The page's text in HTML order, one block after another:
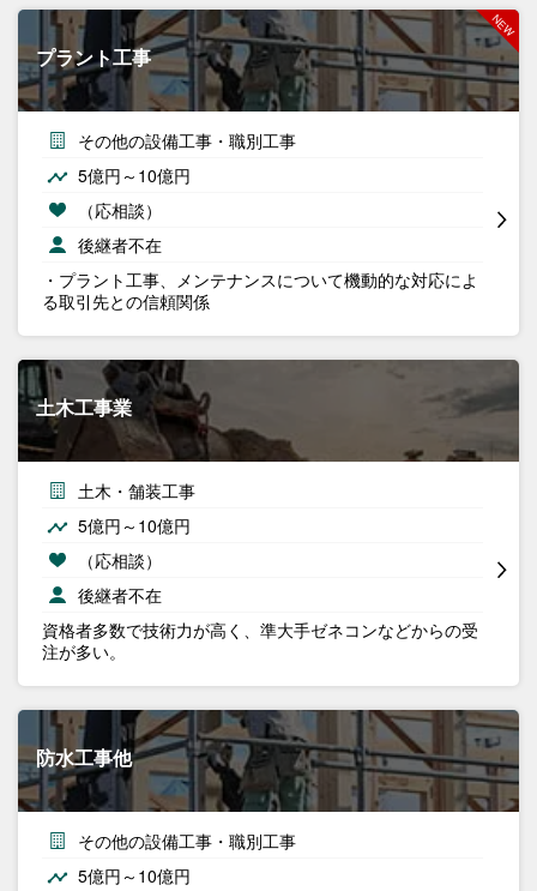
プラント工事
その他の設備工事・職別工事
5億円～10億円
（応相談）
後継者不在
・プラント工事、メンテナンスについて機動的な対応によ
る取引先との信頼関係
土木工事業
土木・舗装工事
5億円～10億円
（応相談）
後継者不在
資格者多数で技術力が高く、準大手ゼネコンなどからの受
注が多い。
防水工事他
その他の設備工事・職別工事
5億円～10億円